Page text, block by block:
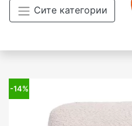
Сите категории
-14%